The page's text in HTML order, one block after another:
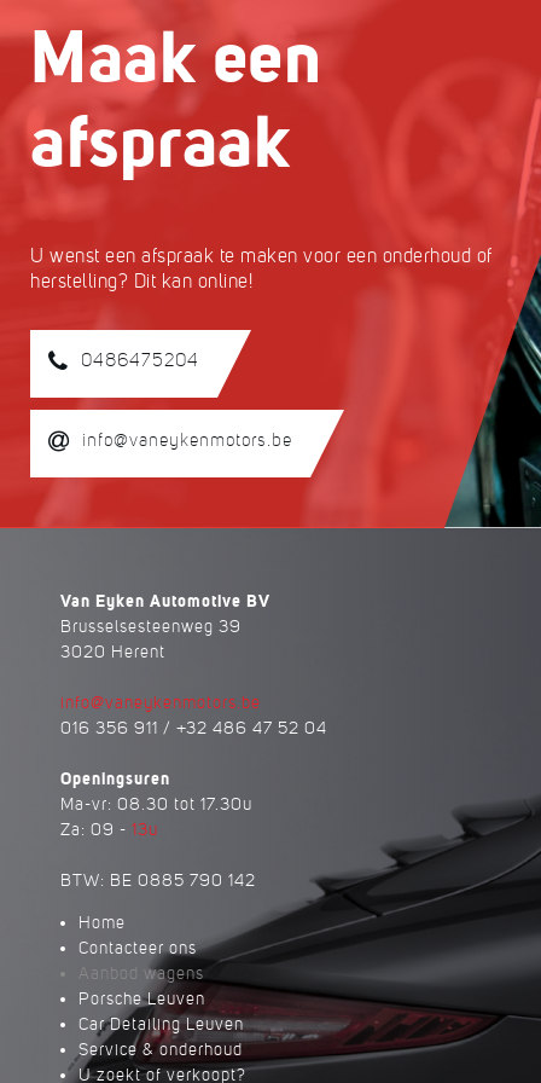
Maak een
afspraak
U wenst een afspraak te maken voor een onderhoud of
herstelling? Dit kan online!
0486475204
info@vaneykenmotors.be
Van Eyken Automotive BV
Brusselsesteenweg 39
3020 Herent
info@vaneykenmotors.be
016 356 911 / +32 486 47 52 04
Openingsuren
Ma-vr: 08.30 tot 17.30u
Za: 09 - 13u
BTW: BE 0885 790 142
Home
Contacteer ons
Aanbod wagens
Porsche Leuven
Car Detailing Leuven
Service & onderhoud
U zoekt of verkoopt?